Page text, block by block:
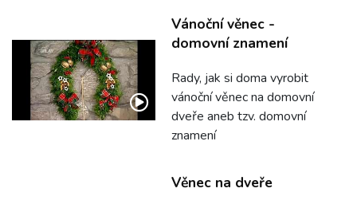
Vánoční věnec -
domovní znamení
Rady, jak si doma vyrobit
vánoční věnec na domovní
dveře aneb tzv. domovní
znamení
Věnec na dveře